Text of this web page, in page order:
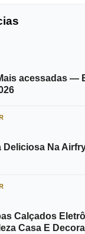
acessadas —
Deliciosa Na
Calçados
Casa E